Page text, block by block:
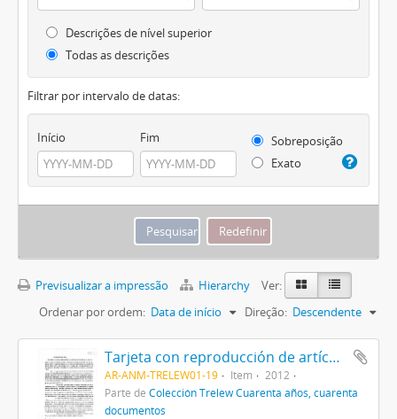
Descrições de nível superior
Todas as descrições
Filtrar por intervalo de datas:
Início Fim
Sobreposição
Exato
Previsualizar a impressão Hierarchy
Ver:
Ordenar por ordem: Data de início Direção: Descendente
Tarjeta con reproducción de artículo de Silvio Frondizi
AR-ANM-TRELEW01-19 Item
2012
Parte de Colección Trelew Cuarenta años, cuarenta
documentos